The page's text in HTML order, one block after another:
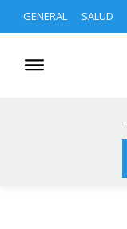
GENERAL SALUD